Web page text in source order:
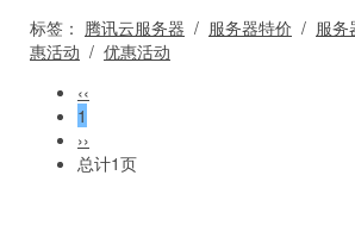
标签： 腾讯云服务器 / 服务器特价 / 服务
惠活动 / 优惠活动
‹‹
1
››
总计1页